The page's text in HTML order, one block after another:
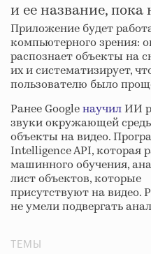
и ее название, пока
Приложение будет
компьютерного зрения:
распознает объекты на
их и систематизирует,
пользователю было
Ранее GoogleнаучилИИ
звуки окружающей
объекты на видео.
Intelligence API, которая
машинного обучения,
лист объектов, которые
присутствуют на видео.
не умели подвергать
ТЕМЫ